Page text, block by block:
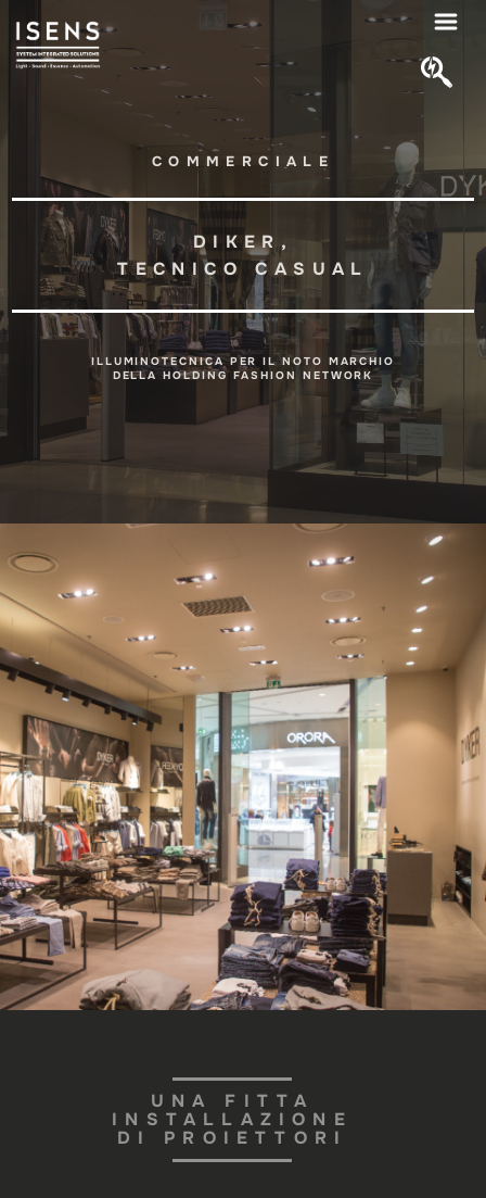
COMMERCIALE
DIKER,
TECNICO CASUAL
ILLUMINOTECNICA PER IL NOTO MARCHIO
DELLA HOLDING FASHION NETWORK
UNA FITTA
INSTALLAZIONE
DI PROIETTORI